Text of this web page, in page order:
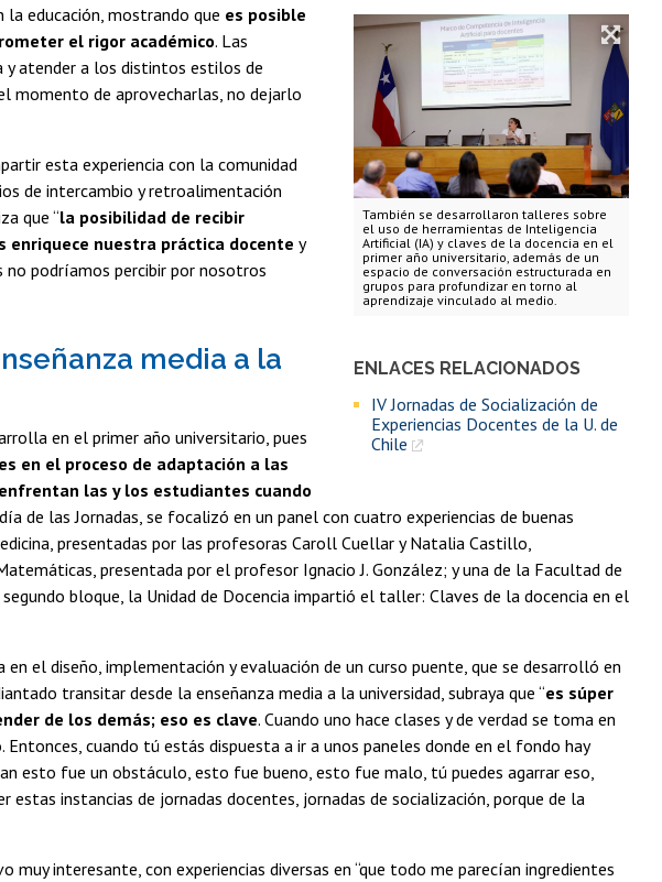
También se desarrollaron talleres sobre
el uso de herramientas de Inteligencia
Artificial (IA) y claves de la docencia en el
primer año universitario, además de un
espacio de conversación estructurada en
grupos para profundizar en torno al
aprendizaje vinculado al medio.
ENLACES RELACIONADOS
IV Jornadas de Socialización de
Experiencias Docentes de la U. de
Chile
educación, mostrando que es posible
el rigor académico. Las
y atender a los distintos estilos de
momento de aprovecharlas, no dejarlo
esta experiencia con la comunidad
de intercambio y retroalimentación
que “la posibilidad de recibir
enriquece nuestra práctica docente y
podríamos percibir por nosotros
media a la
en el primer año universitario, pues
en el proceso de adaptación a las
las y los estudiantes cuando
de las Jornadas, se focalizó en un panel con cuatro experiencias de buenas
presentadas por las profesoras Caroll Cuellar y Natalia Castillo,
presentada por el profesor Ignacio J. González; y una de la Facultad de
bloque, la Unidad de Docencia impartió el taller: Claves de la docencia en el
en el diseño, implementación y evaluación de un curso puente, que se desarrolló en
transitar desde la enseñanza media a la universidad, subraya que “es súper
de los demás; eso es clave. Cuando uno hace clases y de verdad se toma en
cuando tú estás dispuesta a ir a unos paneles donde en el fondo hay
esto fue un obstáculo, esto fue bueno, esto fue malo, tú puedes agarrar eso,
instancias de jornadas docentes, jornadas de socialización, porque de la
interesante, con experiencias diversas en “que todo me parecían ingredientes